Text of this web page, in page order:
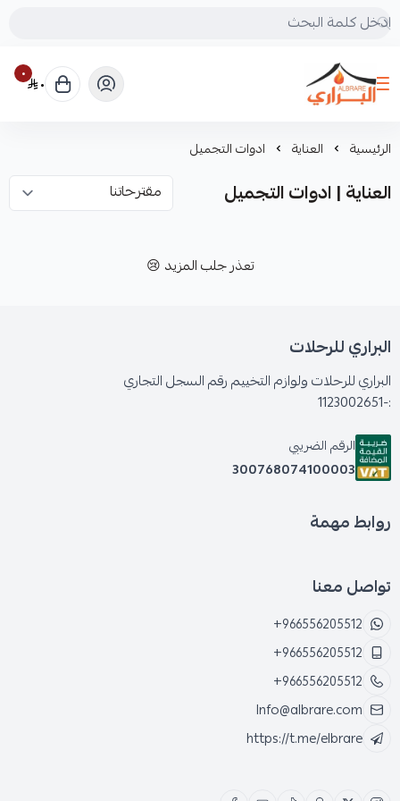
البراري للرحلات
٠ ٠
الرئيسية العناية ادوات التجميل
العناية | ادوات التجميل
تعذر جلب المزيد 😢
البراري للرحلات
البراري للرحلات ولوازم التخييم رقم السجل التجاري
:-1123002651
الرقم الضريبي
300768074100003
روابط مهمة
تواصل معنا
+966556205512
+966556205512
+966556205512
Info@albrare.com
https://t.me/elbrare